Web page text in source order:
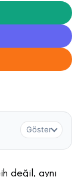
Göster
değil, aynı